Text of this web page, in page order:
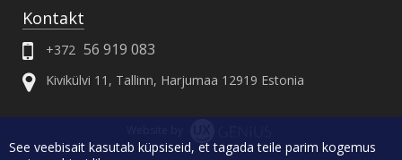
See veebisait kasutab küpsiseid, et tagada teile parim kogemus
Kontakt
+372 56 919 083
Kivikülvi 11 , Tallinn, Harjumaa 12919 Estonia